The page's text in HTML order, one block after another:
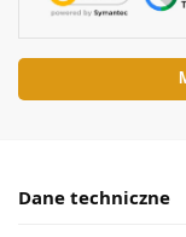
Dane techniczne